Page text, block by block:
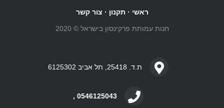
ראשי · תקנון · צור קשר
חנות עמותת פרקינסון בישראל © 2020
ת.ד. 25418, תל אביב 6125302
0546125043 ,